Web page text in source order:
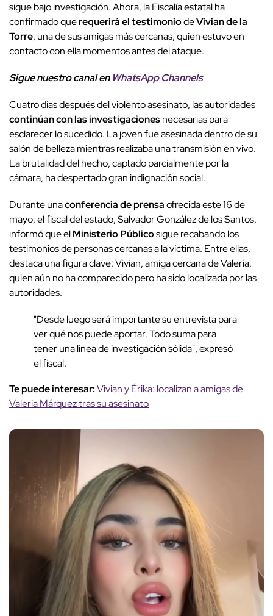
sigue bajo investigación. Ahora, la Fiscalía estatal ha
confirmado querequerirá el testimoniodeVivian de la
Torre, una de sus amigas más cercanas, quien estuvo en
contacto con ella momentos antes del ataque.
Sigue nuestro canal en WhatsApp Channels
Cuatro días después del violento asesinato, las autoridades
continúan con las investigacionesnecesarias para
esclarecer lo sucedido. La joven fue asesinada dentro de su
salón de belleza mientras realizaba una transmisión en vivo.
La brutalidad del hecho, captado parcialmente por la
cámara, ha despertado gran indignación social.
Durante unaconferencia de prensaofrecida este 16 de
mayo, el fiscal del estado, Salvador González de los Santos,
informó que elMinisterio Públicosigue recabando los
testimonios de personas cercanas a la víctima. Entre ellas,
destaca una figura clave: Vivian, amiga cercana de Valeria,
quien aún no ha comparecido pero ha sido localizada por las
autoridades.
"Desde luego será importante su entrevista para
ver qué nos puede aportar. Todo suma para
tener una línea de investigación sólida", expresó
el fiscal.
Te puede interesar:Vivian y Érika: localizan a amigas de
Valeria Márquez tras su asesinato